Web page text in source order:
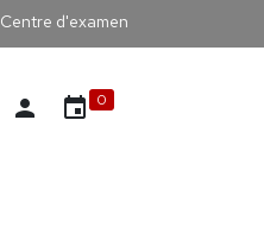
person event 0
Centre d'examen